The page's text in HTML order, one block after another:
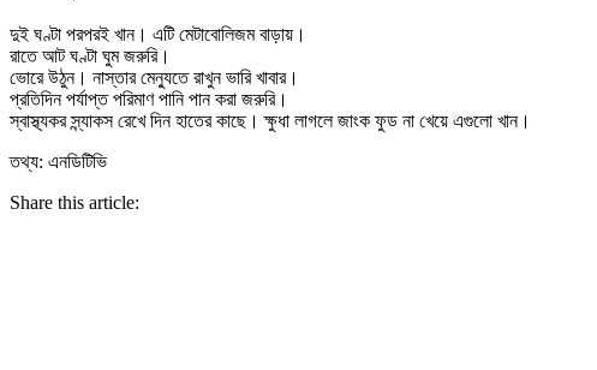
দুই ঘণ্টা পরপরই খান। এটি মেটাবোলিজম বাড়ায়।
রাতে আট ঘণ্টা ঘুম জরুরি।
ভোরে উঠুন। নাস্তার মেন্যুতে রাখুন ভারি খাবার।
প্রতিদিন পর্যাপ্ত পরিমাণ পানি পান করা জরুরি।
স্বাস্থ্যকর স্ন্যাকস রেখে দিন হাতের কাছে। ক্ষুধা লাগলে জাংক ফুড না খেয়ে এগুলো খান।
তথ্য: এনডিটিভি
Share this article: